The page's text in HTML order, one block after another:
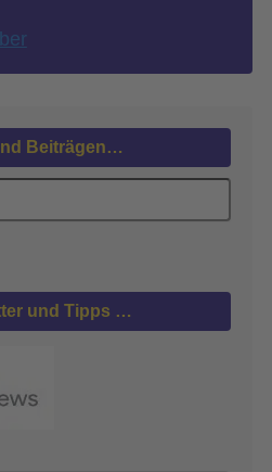
Beiträgen…
und Tipps …